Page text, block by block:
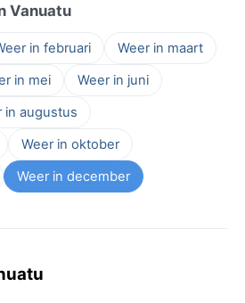
Vanuatu
in februari
Weer in maart
in mei
Weer in juni
in augustus
Weer in oktober
Weer in december